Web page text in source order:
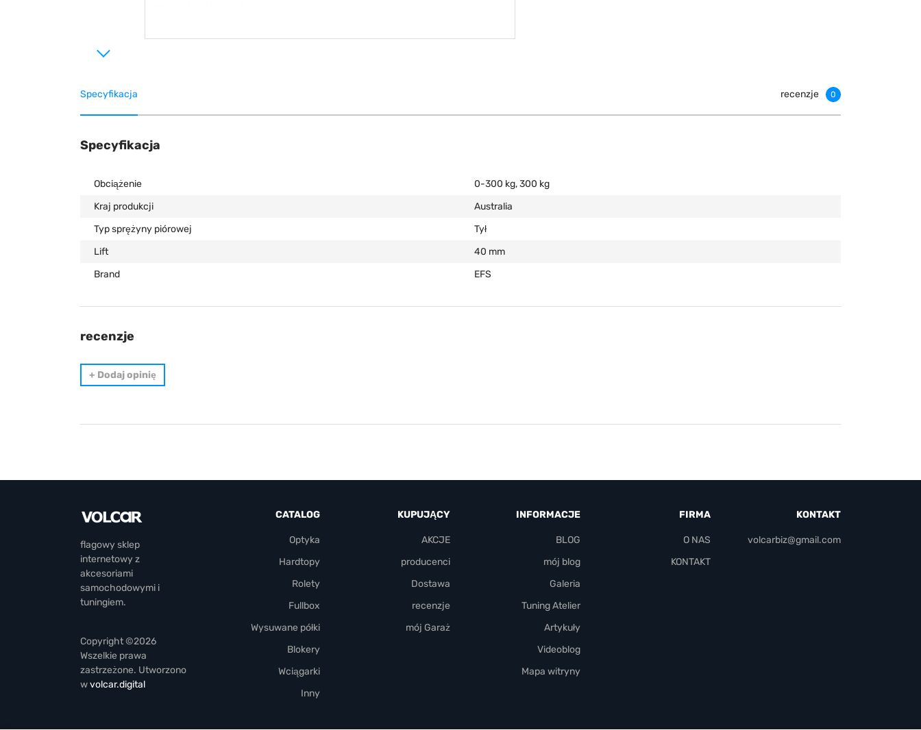
Specyfikacja recenzje 0
Specyfikacja
Obciążenie
0-300 kg, 300 kg
Kraj produkcji
Australia
Typ sprężyny piórowej
Tył
Lift
40 mm
Brand
EFS
recenzje
+ Dodaj opinię
flagowy sklep
internetowy z
akcesoriami
samochodowymi i
tuningiem.
Copyright ©2026
Wszelkie prawa
zastrzeżone. Utworzono
wvolcar.digital
CATALOG
Optyka
Hardtopy
Rolety
Fullbox
Wysuwane półki
Blokery
Wciągarki
Inny
KUPUJĄCY
AKCJE
producenci
Dostawa
recenzje
mój Garaż
INFORMACJE
BLOG
mój blog
Galeria
Tuning Atelier
Artykuły
Videoblog
Mapa witryny
FIRMA
O NAS
KONTAKT
KONTAKT
volcarbiz@gmail.com